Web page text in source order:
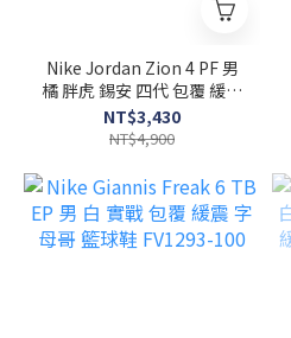
Nike Jordan Zion 4 PF 男
橘 胖虎 錫安 四代 包覆 緩震
實戰 籃球鞋 FD0591-800
NT$3,430
NT$4,900